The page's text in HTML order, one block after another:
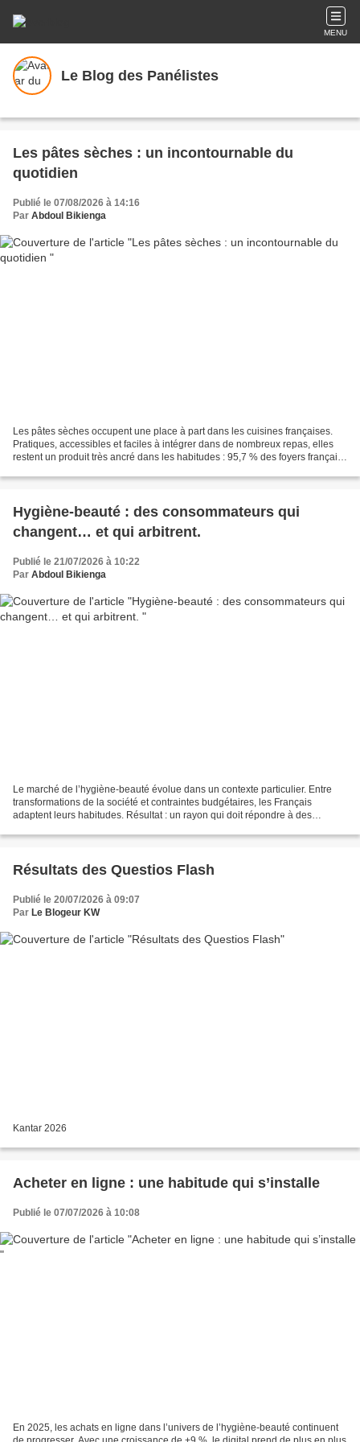
MENU
Le Blog des Panélistes
Les pâtes sèches : un incontournable du
quotidien
Publié le 07/08/2026 à 14:16
Par Abdoul Bikienga
Les pâtes sèches occupent une place à part dans les cuisines françaises.
Pratiques, accessibles et faciles à intégrer dans de nombreux repas, elles
restent un produit très ancré dans les habitudes : 95,7 % des foyers français
Hygiène-beauté : des consommateurs qui
changent… et qui arbitrent.
Publié le 21/07/2026 à 10:22
Par Abdoul Bikienga
Le marché de l’hygiène-beauté évolue dans un contexte particulier. Entre
transformations de la société et contraintes budgétaires, les Français
adaptent leurs habitudes. Résultat : un rayon qui doit répondre à des
Résultats des Questios Flash
Publié le 20/07/2026 à 09:07
Par Le Blogeur KW
Kantar 2026
Acheter en ligne : une habitude qui s’installe
Publié le 07/07/2026 à 10:08
En 2025, les achats en ligne dans l’univers de l’hygiène-beauté continuent